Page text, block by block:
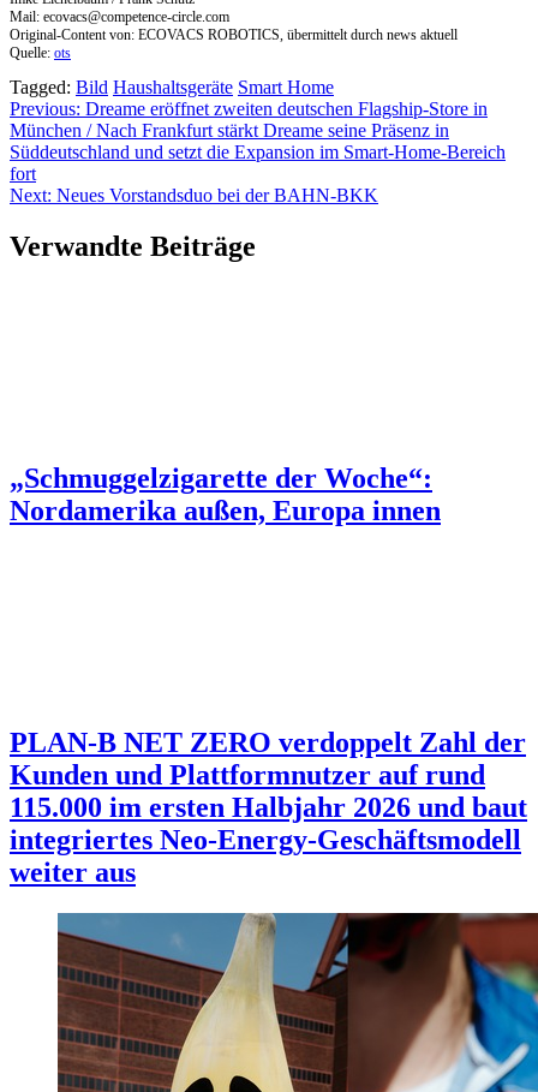
Mail: ecovacs@competence-circle.com
Original-Content von: ECOVACS ROBOTICS, übermittelt durch news aktuell
Quelle: ots
Tagged: Bild Haushaltsgeräte Smart Home
Beitragsnavigation
Previous: Dreame eröffnet zweiten deutschen Flagship-Store in
München / Nach Frankfurt stärkt Dreame seine Präsenz in
Süddeutschland und setzt die Expansion im Smart-Home-Bereich
fort
Next: Neues Vorstandsduo bei der BAHN-BKK
Verwandte Beiträge
„Schmuggelzigarette der Woche“:
Nordamerika außen, Europa innen
PLAN-B NET ZERO verdoppelt Zahl der
Kunden und Plattformnutzer auf rund
115.000 im ersten Halbjahr 2026 und baut
integriertes Neo-Energy-Geschäftsmodell
weiter aus